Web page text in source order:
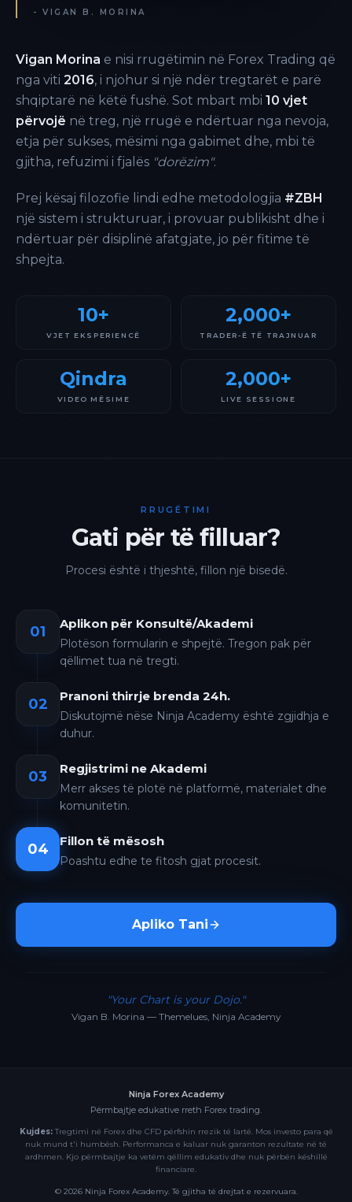
- VIGAN B. MORINA
Vigan Morina e nisi rrugëtimin në Forex Trading që
nga viti 2016, i njohur si një ndër tregtarët e parë
shqiptarë në këtë fushë. Sot mbart mbi 10 vjet
përvojë në treg, një rrugë e ndërtuar nga nevoja,
etja për sukses, mësimi nga gabimet dhe, mbi të
gjitha, refuzimi i fjalës "dorëzim".
Prej kësaj filozofie lindi edhe metodologjia #ZBH
një sistem i strukturuar, i provuar publikisht dhe i
ndërtuar për disiplinë afatgjate, jo për fitime të
shpejta.
10+
VJET EKSPERIENCË
2,000+
TRADER-Ë TË TRAJNUAR
Qindra
VIDEO MËSIME
2,000+
LIVE SESSIONE
RRUGËTIMI
Gati për të filluar?
Procesi është i thjeshtë, fillon një bisedë.
01 Aplikon për Konsultë/Akademi
Plotëson formularin e shpejtë. Tregon pak për
qëllimet tua në tregti.
02 Pranoni thirrje brenda 24h.
Diskutojmë nëse Ninja Academy është zgjidhja e
duhur.
03 Regjistrimi ne Akademi
Merr akses të plotë në platformë, materialet dhe
komunitetin.
04 Fillon të mësosh
Poashtu edhe te fitosh gjat procesit.
Apliko Tani
"Your Chart is your Dojo."
Vigan B. Morina — Themelues, Ninja Academy
Ninja Forex Academy
Përmbajtje edukative rreth Forex trading.
Kujdes:Tregtimi në Forex dhe CFD përfshin rrezik të lartë. Mos investo para që
nuk mund t'i humbësh. Performanca e kaluar nuk garanton rezultate në të
ardhmen. Kjo përmbajtje ka vetëm qëllim edukativ dhe nuk përbën këshillë
financiare.
© 2026Ninja Forex Academy. Të gjitha të drejtat e rezervuara.